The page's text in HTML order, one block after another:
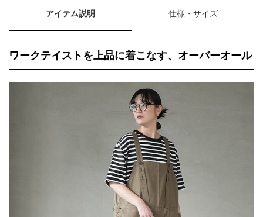
アイテム説明 仕様・サイズ
ワークテイストを上品に着こなす、オーバーオール